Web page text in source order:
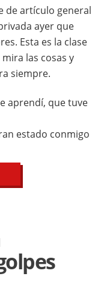
de artículo general
ayer que
Esta es la clase
las cosas y
siempre.
aprendí, que tuve
estado conmigo